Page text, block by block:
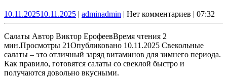
10.11.202510.11.2025 | adminadmin | Нет комментариев | 07:32
Салаты Автор Виктор ЕрофеевВремя чтения 2
мин.Просмотры 21Опубликовано 10.11.2025 Свекольные
салаты – это отличный заряд витаминов для зимнего периода.
Как правило, готовятся салаты со свеклой быстро и
получаются довольно вкусными.